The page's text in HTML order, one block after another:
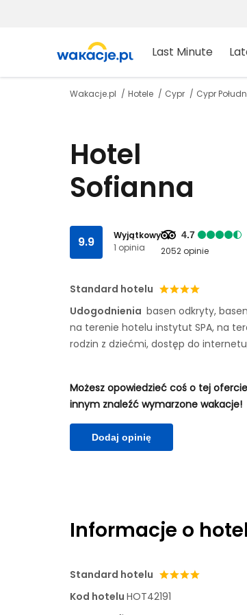
Last Minute
Wakacje.pl Hotele Cypr Cypr
Hotel
Sofianna
9.9
Wyjątkowy
1 opinia
4.7
2052 opinie
Standard hotelu
Udogodnienia basen odkryty,
na terenie hotelu instytut SPA, na
rodzin z dziećmi, dostęp do
Możesz opowiedzieć coś o tej
innym znaleźć wymarzone wakacje!
Dodaj opinię
Informacje o
Standard hotelu
Kod hotelu HOT42191